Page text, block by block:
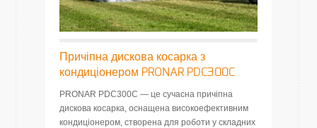
Причіпна дискова косарка з
кондиціонером PRONAR PDC300C
PRONAR PDC300C — це сучасна причіпна
дискова косарка, оснащена високоефективним
кондиціонером, створена для роботи у складних